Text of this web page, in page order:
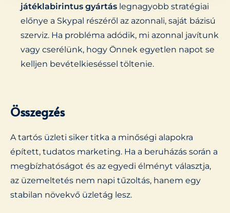
játéklabirintus gyártás legnagyobb stratégiai
előnye a Skypal részéről az azonnali, saját bázisú
szerviz. Ha probléma adódik, mi azonnal javítunk
vagy cserélünk, hogy Önnek egyetlen napot se
kelljen bevételkieséssel töltenie.
Összegzés
A tartós üzleti siker titka a minőségi alapokra
épített, tudatos marketing. Ha a beruházás során a
megbízhatóságot és az egyedi élményt választja,
az üzemeltetés nem napi tűzoltás, hanem egy
stabilan növekvő üzletág lesz.